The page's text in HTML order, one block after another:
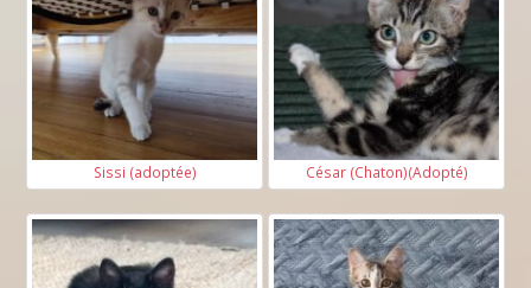
Sissi (adoptée) César (Chaton)(Adopté)